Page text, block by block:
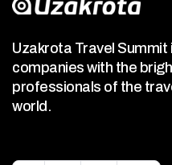
Uzakrota Travel
companies with the
professionals of the
world.